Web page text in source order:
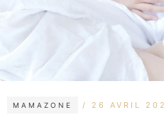
MAMAZONE
26 AVRIL